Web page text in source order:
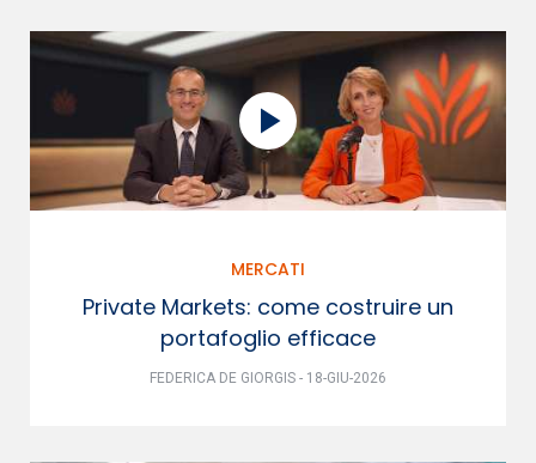
MERCATI
Private Markets: come costruire un
portafoglio efficace
FEDERICA DE GIORGIS - 18-GIU-2026